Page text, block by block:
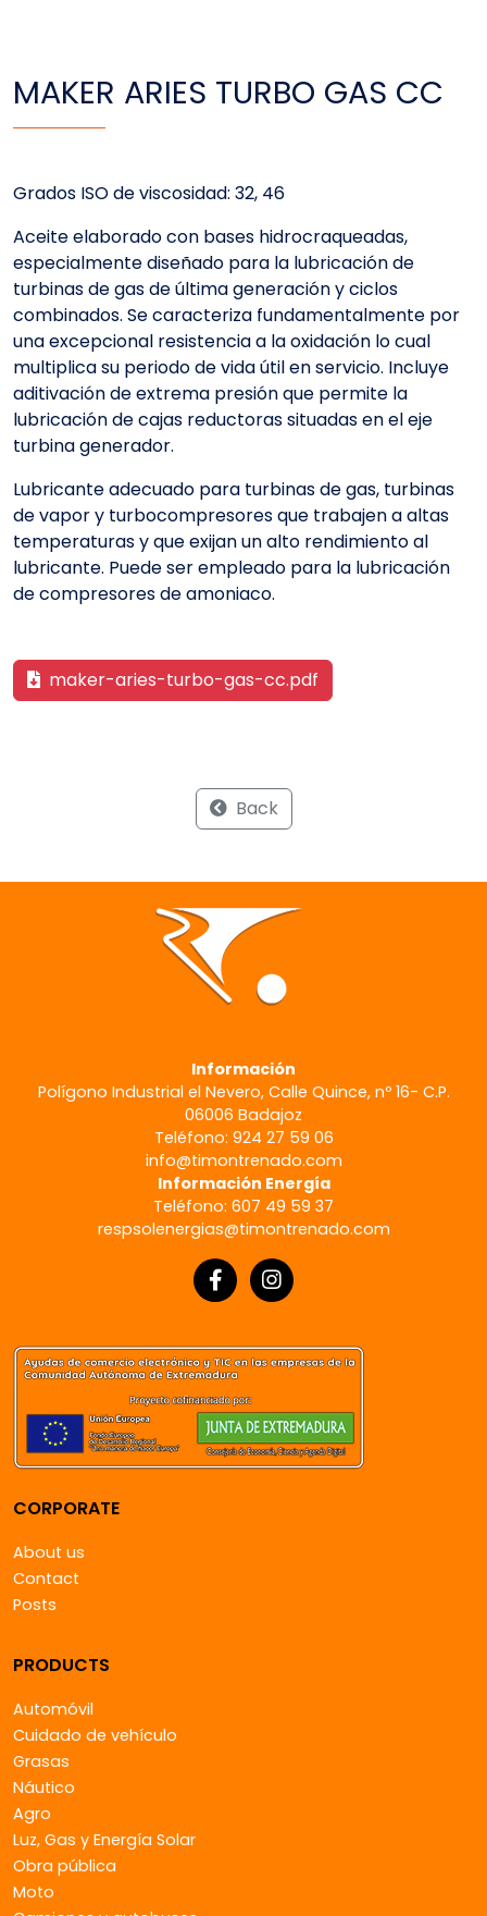
MAKER ARIES TURBO GAS CC
Grados ISO de viscosidad: 32, 46
Aceite elaborado con bases hidrocraqueadas,
especialmente diseñado para la lubricación de
turbinas de gas de última generación y ciclos
combinados. Se caracteriza fundamentalmente por
una excepcional resistencia a la oxidación lo cual
multiplica su periodo de vida útil en servicio. Incluye
aditivación de extrema presión que permite la
lubricación de cajas reductoras situadas en el eje
turbina generador.
Lubricante adecuado para turbinas de gas, turbinas
de vapor y turbocompresores que trabajen a altas
temperaturas y que exijan un alto rendimiento al
lubricante. Puede ser empleado para la lubricación
de compresores de amoniaco.
maker-aries-turbo-gas-cc.pdf
Back
Información
Polígono Industrial el Nevero, Calle Quince, nº 16- C.P.
06006 Badajoz
Teléfono: 924 27 59 06
info@timontrenado.com
Información Energía
Teléfono: 607 49 59 37
respsolenergias@timontrenado.com
CORPORATE
About us
Contact
Posts
PRODUCTS
Automóvil
Cuidado de vehículo
Grasas
Náutico
Agro
Luz, Gas y Energía Solar
Obra pública
Moto